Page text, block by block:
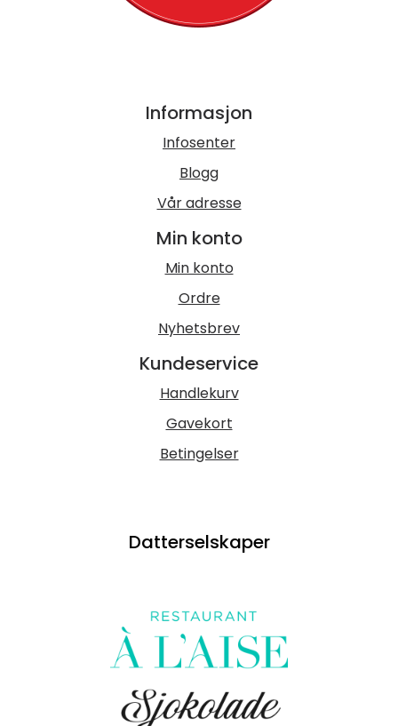
Informasjon
Infosenter
Blogg
Vår adresse
Min konto
Min konto
Ordre
Nyhetsbrev
Kundeservice
Handlekurv
Gavekort
Betingelser
Datterselskaper